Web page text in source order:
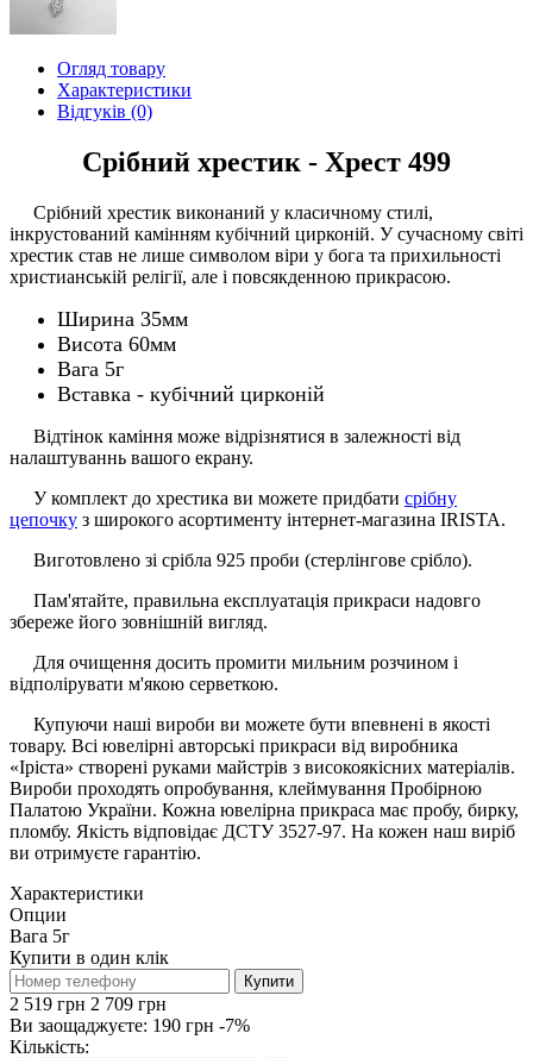
Огляд товару
Характеристики
Відгуків (0)
Срібний хрестик - Хрест 499
Срібний хрестик виконаний у класичному стилі,
інкрустований камінням кубічний цирконій. У сучасному світі
хрестик став не лише символом віри у бога та прихильності
христианській релігії, але і повсякденною прикрасою.
Ширина 35мм
Висота 60мм
Вага 5г
Вставка - кубічний цирконій
Відтінок каміння може відрізнятися в залежності від
налаштуваннь вашого екрану.
У комплект до хрестика ви можете придбати срібну
цепочку з широкого асортименту інтернет-магазина IRISTA.
Виготовлено зі срібла 925 проби (стерлінгове срібло).
Пам'ятайте, правильна експлуатація прикраси надовго
збереже його зовнішній вигляд.
Для очищення досить промити мильним розчином і
відполірувати м'якою серветкою.
Купуючи наші вироби ви можете бути впевнені в якості
товару. Всі ювелірні авторські прикраси від виробника
«Іріста» створені руками майстрів з високоякісних матеріалів.
Вироби проходять опробування, клеймування Пробірною
Палатою України. Кожна ювелірна прикраса має пробу, бирку,
пломбу. Якість відповідає ДСТУ 3527-97. На кожен наш виріб
ви отримуєте гарантію.
Характеристики
Опции
Вага 5г
Купити в один клік
Купити
2 519 грн 2 709 грн
Ви заощаджуєте: 190 грн -7%
Кількість: